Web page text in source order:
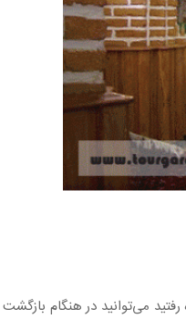
رفتید می‌توانید در هنگام